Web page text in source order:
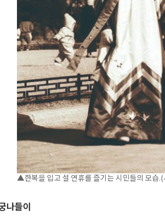
▲한복을 입고 설 연휴를 즐기는 시민들의 모습
나들이